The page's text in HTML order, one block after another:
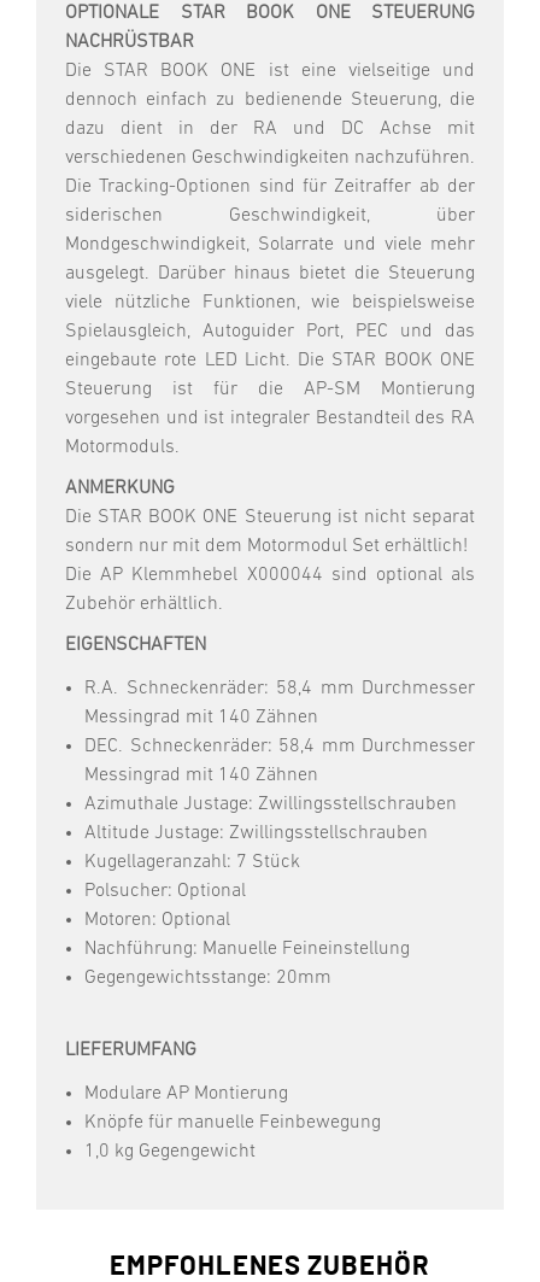
OPTIONALE STAR BOOK ONE STEUERUNG
NACHRÜSTBAR
Die STAR BOOK ONE ist eine vielseitige und
dennoch einfach zu bedienende Steuerung, die
dazu dient in der RA und DC Achse mit
verschiedenen Geschwindigkeiten nachzuführen.
Die Tracking-Optionen sind für Zeitraffer ab der
siderischen Geschwindigkeit, über
Mondgeschwindigkeit, Solarrate und viele mehr
ausgelegt. Darüber hinaus bietet die Steuerung
viele nützliche Funktionen, wie beispielsweise
Spielausgleich, Autoguider Port, PEC und das
eingebaute rote LED Licht. Die STAR BOOK ONE
Steuerung ist für die AP-SM Montierung
vorgesehen und ist integraler Bestandteil des RA
Motormoduls.
ANMERKUNG
Die STAR BOOK ONE Steuerung ist nicht separat
sondern nur mit dem Motormodul Set erhältlich!
Die AP Klemmhebel X000044 sind optional als
Zubehör erhältlich.
EIGENSCHAFTEN
R.A. Schneckenräder: 58,4 mm Durchmesser
Messingrad mit 140 Zähnen
DEC. Schneckenräder: 58,4 mm Durchmesser
Messingrad mit 140 Zähnen
Azimuthale Justage: Zwillingsstellschrauben
Altitude Justage: Zwillingsstellschrauben
Kugellageranzahl: 7 Stück
Polsucher: Optional
Motoren: Optional
Nachführung: Manuelle Feineinstellung
Gegengewichtsstange: 20mm
LIEFERUMFANG
Modulare AP Montierung
Knöpfe für manuelle Feinbewegung
1,0 kg Gegengewicht
EMPFOHLENES ZUBEHÖR